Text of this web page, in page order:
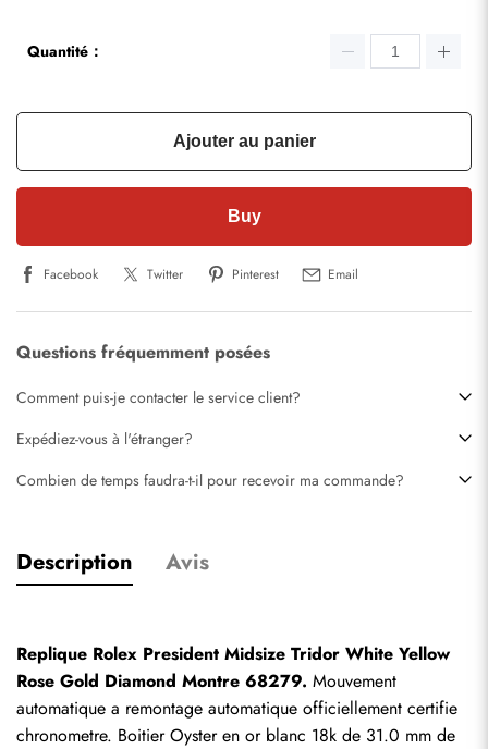
Quantité：
Ajouter au panier
Buy
Facebook Twitter Pinterest Email
Questions fréquemment posées
Comment puis-je contacter le service client?
Expédiez-vous à l'étranger?
Combien de temps faudra-t-il pour recevoir ma commande?
Description Avis
Replique Rolex President Midsize Tridor White Yellow
Rose Gold Diamond Montre 68279. Mouvement
automatique a remontage automatique officiellement certifie
chronometre. Boitier Oyster en or blanc 18k de 31.0 mm de